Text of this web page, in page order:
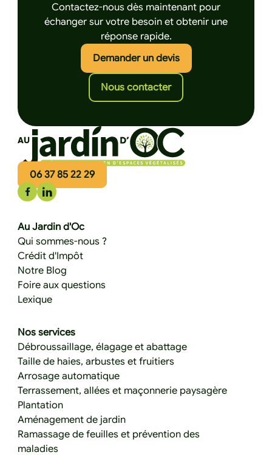
Contactez-nous dès maintenant pour
échanger sur votre besoin et obtenir une
réponse rapide.
Demander un devisCliquez ici pour
Nous contacterCliquez ici pour nous
06 37 85 22 29
Au Jardin d'Oc
Qui sommes-nous ?
Crédit d'Impôt
Notre Blog
Foire aux questions
Lexique
Nos services
Débroussaillage, élagage et abattage
Taille de haies, arbustes et fruitiers
Arrosage automatique
Terrassement, allées et maçonnerie paysagère
Plantation
Aménagement de jardin
Ramassage de feuilles et prévention des
maladies